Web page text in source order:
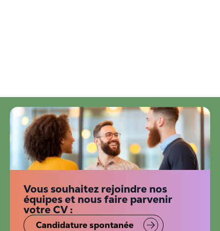
Vous souhaitez rejoindre nos
équipes et nous faire parvenir
votre CV :
Candidature spontanée